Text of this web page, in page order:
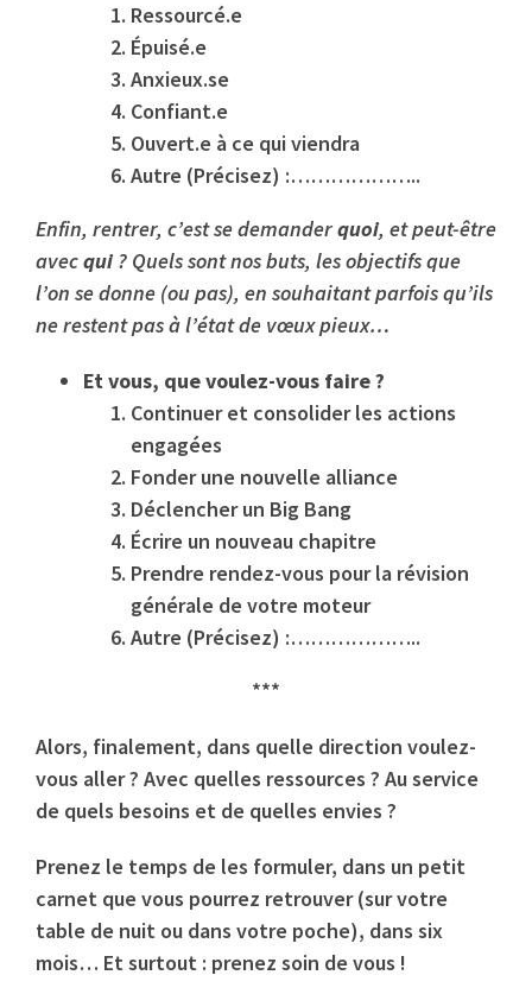
Ressourcé.e
Épuisé.e
Anxieux.se
Confiant.e
Ouvert.e à ce qui viendra
Autre (Précisez) :………………..
Enfin, rentrer, c’est se demanderquoi, et peut-être
avecqui? Quels sont nos buts, les objectifs que
l’on se donne (ou pas), en souhaitant parfois qu’ils
ne restent pas à l’état de vœux pieux…
Et vous, que voulez-vous faire ?
Continuer et consolider les actions
engagées
Fonder une nouvelle alliance
Déclencher un Big Bang
Écrire un nouveau chapitre
Prendre rendez-vous pour la révision
générale de votre moteur
Autre (Précisez) :………………..
***
Alors, finalement, dans quelle direction voulez-
vous aller ? Avec quelles ressources ? Au service
de quels besoins et de quelles envies ?
Prenez le temps de les formuler, dans un petit
carnet que vous pourrez retrouver (sur votre
table de nuit ou dans votre poche), dans six
mois… Et surtout : prenez soin de vous !